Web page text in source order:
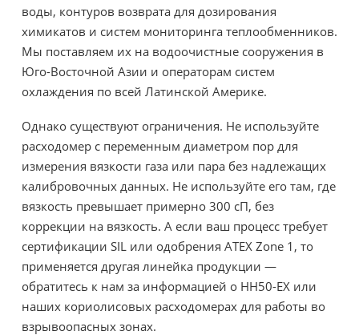
воды, контуров возврата для дозирования
химикатов и систем мониторинга теплообменников.
Мы поставляем их на водоочистные сооружения в
Юго-Восточной Азии и операторам систем
охлаждения по всей Латинской Америке.
Однако существуют ограничения. Не используйте
расходомер с переменным диаметром пор для
измерения вязкости газа или пара без надлежащих
калибровочных данных. Не используйте его там, где
вязкость превышает примерно 300 сП, без
коррекции на вязкость. А если ваш процесс требует
сертификации SIL или одобрения ATEX Zone 1, то
применяется другая линейка продукции —
обратитесь к нам за информацией о HH50-EX или
наших кориолисовых расходомерах для работы во
взрывоопасных зонах.